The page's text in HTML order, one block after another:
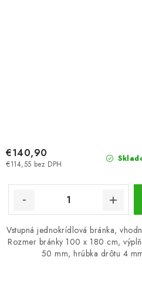
€114,55 bez DPH
€140,90
Vstupná jednokrídlová bránka,
Rozmer bránky 100 x 180 cm,
50 mm, hrúbka drôtu 4